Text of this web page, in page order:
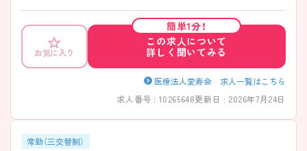
お気に入り
簡単1分！
この求人について
詳しく聞いてみる
医療法人愛寿会 求人一覧はこちら
求人番号 : 10265648更新日 : 2026年7月24日
常勤（三交替制）